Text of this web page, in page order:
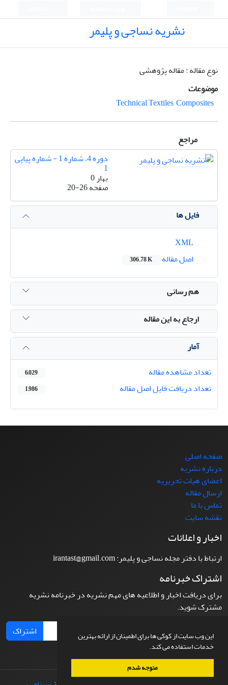
این وب سایت از کوکی ها برای اطمینان از ارائه بهترین
خدمات استفاده می کند.
متوجه شدم
نشریه نساجی و پلیمر
نوع مقاله : مقاله پژوهشی
موضوعات
Technical Textiles, Composites
مراجع
دوره 4، شماره 1 - شماره پیاپی
1
بهار 0
صفحه20-26
فایل ها
اصل مقاله
306.78 K
هم رسانی
ارجاع به این مقاله
آمار
تعداد مشاهده مقاله
6,029
تعداد دریافت فایل اصل مقاله 1,986
صفحه اصلی
درباره نشریه
اعضای هیات تحریریه
ارسال مقاله
تماس با ما
نقشه سایت
اخبار و اعلانات
ارتباط با دفتر مجله نساجی و پلیمر: irantast@gmail.com
اشتراک خبرنامه
برای دریافت اخبار و اطلاعیه های مهم نشریه در خبرنامه نشریه
مشترک شوید.
اشتراک